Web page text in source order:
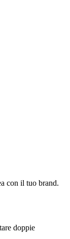
con il tuo brand.
doppie